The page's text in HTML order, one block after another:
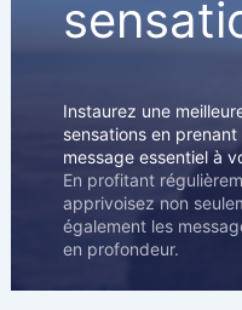
Instaurez une
sensations en
message essentiel à
En profitant
apprivoisez non
également les
en profondeur.